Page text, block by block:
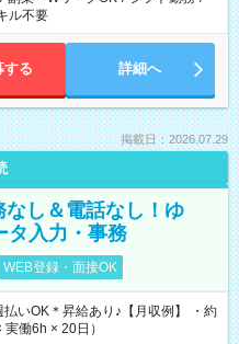
ル不要
する 詳細へ
掲載日：2026.07.29
なし＆電話なし！ゆ
タ入力・事務
WEB登録・面接OK
いOK＊昇給あり♪【月収例】 ・約
働6h × 20日）